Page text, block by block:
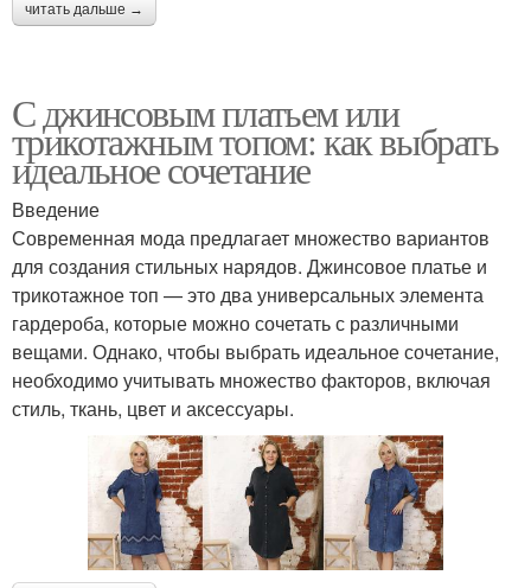
читать дальше →
С джинсовым платьем или
трикотажным топом: как выбрать
идеальное сочетание
Введение
Современная мода предлагает множество вариантов
для создания стильных нарядов. Джинсовое платье и
трикотажное топ — это два универсальных элемента
гардероба, которые можно сочетать с различными
вещами. Однако, чтобы выбрать идеальное сочетание,
необходимо учитывать множество факторов, включая
стиль, ткань, цвет и аксессуары.